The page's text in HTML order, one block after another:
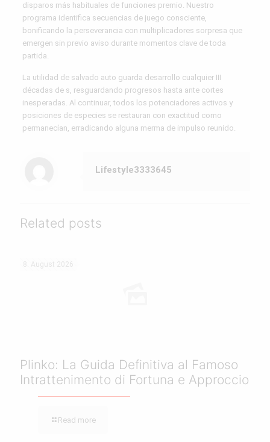
disparos más habituales de funciones premio. Nuestro
programa identifica secuencias de juego consciente,
bonificando la perseverancia con multiplicadores sorpresa que
emergen sin previo aviso durante momentos clave de toda
partida.
La utilidad de salvado auto guarda desarrollo cualquier III
décadas de s, resguardando progresos hasta ante cortes
inesperadas. Al continuar, todos los potenciadores activos y
posiciones de especies se restauran con exactitud como
permanecían, erradicando alguna merma de impulso reunido.
Lifestyle3333645
Related posts
8. August 2026
Plinko: La Guida Definitiva al Famoso
Intrattenimento di Fortuna e Approccio
Read more